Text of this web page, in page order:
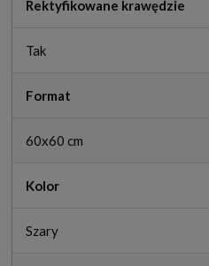
Rektyfikowane krawędzie
Tak
Format
60x60 cm
Kolor
Szary